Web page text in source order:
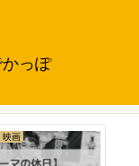
っぽ
海外ドラマ